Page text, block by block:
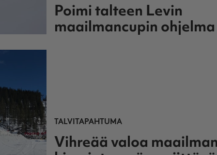
Poimi talteen Levin
maailmancupin ohjelma
TALVITAPAHTUMA
Vihreää valoa